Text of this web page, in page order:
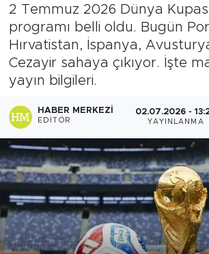
2 Temmuz 2026 Dünya
programı belli oldu. Bugün
Hırvatistan, İspanya,
Cezayir sahaya çıkıyor. İşte
yayın bilgileri.
HABER MERKEZI
EDITÖR
02.07.2026 -
YAYINLANMA
Sağlık
Sağlık Turizmi
Teknoloji
Son Dakika Haberleri
Haber Arşivi